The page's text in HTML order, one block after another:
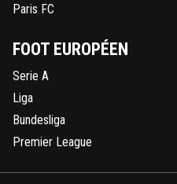
Paris FC
FOOT EUROPÉEN
Serie A
Liga
Bundesliga
Premier League